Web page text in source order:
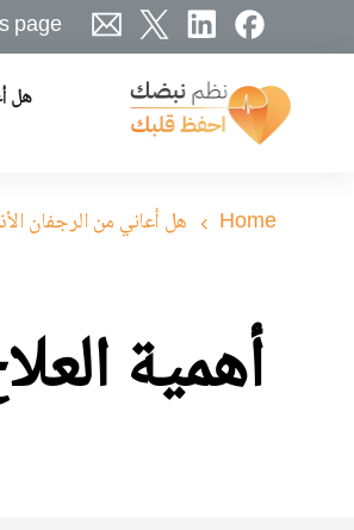
page
هل
Home هل أعاني من الرجفان
أهمية